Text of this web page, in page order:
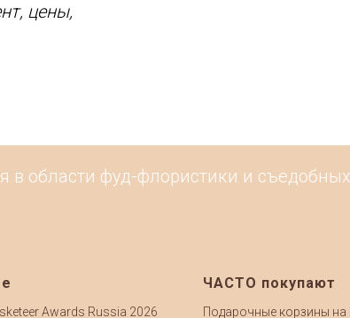
цены,
фуд-флористики и съедобных
Awards Russia 2026
ЧАСТО покупают
Подарочные корзины